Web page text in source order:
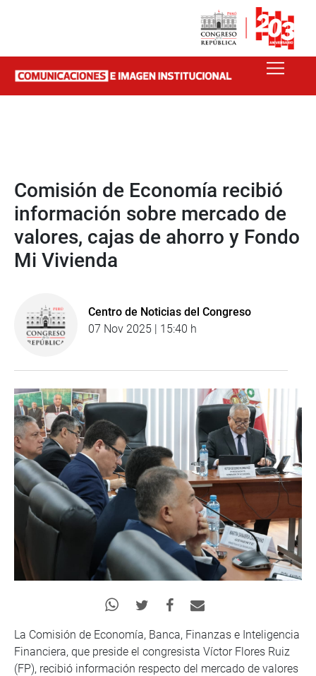
Comisión de Economía recibió
información sobre mercado de
valores, cajas de ahorro y Fondo
Mi Vivienda
Centro de Noticias del Congreso
07 Nov 2025 | 15:40 h
La Comisión de Economía, Banca, Finanzas e Inteligencia
Financiera, que preside el congresista Víctor Flores Ruiz
(FP), recibió información respecto del mercado de valores